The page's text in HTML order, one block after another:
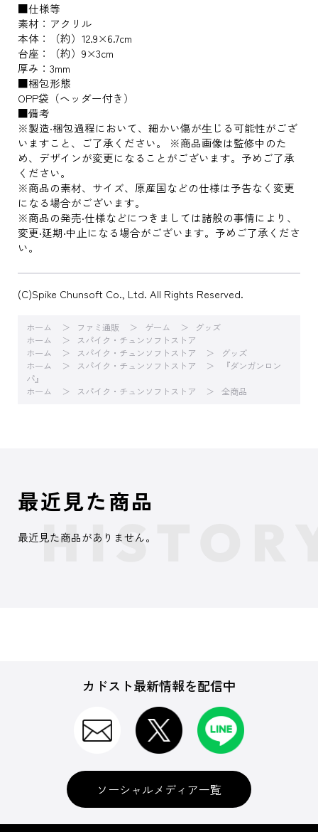
■仕様等
素材：アクリル
本体：（約）12.9×6.7cm
台座：（約）9×3cm
厚み：3mm
■梱包形態
OPP袋（ヘッダー付き）
■備考
※製造‧梱包過程において、細かい傷が⽣じる可能性がござ
いますこと、ご了承ください。 ※商品画像は監修中のた
め、デザインが変更になることがございます。予めご了承
ください。
※商品の素材、サイズ、原産国などの仕様は予告なく変更
になる場合がございます。
※商品の発売‧仕様などにつきましては諸般の事情により、
変更‧延期‧中⽌になる場合がございます。予めご了承くださ
い。
(C)Spike Chunsoft Co., Ltd. All Rights Reserved.
ホーム ファミ通販 ゲーム
グッズ
ホーム
スパイク・チュンソフトストア
ホーム
スパイク・チュンソフトストア
グッズ
ホーム
スパイク・チュンソフトストア
『ダンガンロン
パ』
ホーム
スパイク・チュンソフトストア 全商品
最近見た商品
最近見た商品がありません。
カドスト最新情報を配信中
ソーシャルメディア一覧